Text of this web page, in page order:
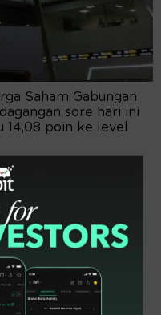
Saham Gabungan
sore hari ini
14,08 poin ke level